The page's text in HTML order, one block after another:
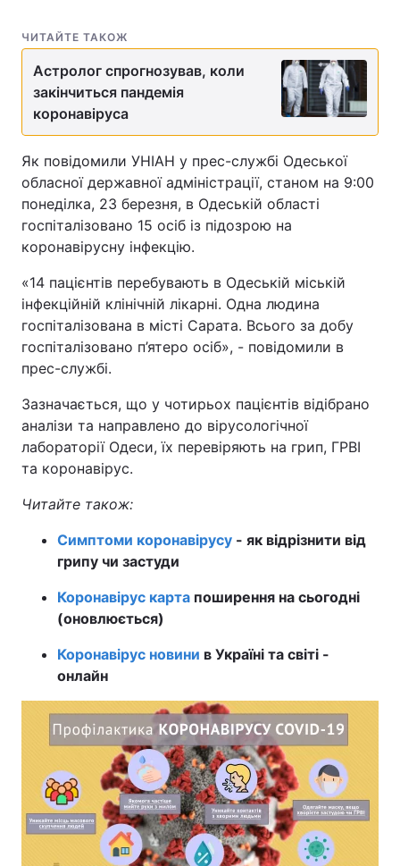
ЧИТАЙТЕ ТАКОЖ
Астролог спрогнозував, коли
закінчиться пандемія
коронавіруса
Як повідомили УНІАН у прес-службі Одеської
обласної державної адміністрації, станом на 9:00
понеділка, 23 березня, в Одеській області
госпіталізовано 15 осіб із підозрою на
коронавірусну інфекцію.
«14 пацієнтів перебувають в Одеській міській
інфекційній клінічній лікарні. Одна людина
госпіталізована в місті Сарата. Всього за добу
госпіталізовано п’ятеро осіб», - повідомили в
прес-службі.
Зазначається, що у чотирьох пацієнтів відібрано
аналізи та направлено до вірусологічної
лабораторії Одеси, їх перевіряють на грип, ГРВІ
та коронавірус.
Читайте також:
Симптоми коронавірусу - як відрізнити від
грипу чи застуди
Коронавірус карта поширення на сьогодні
(оновлюється)
Коронавірус новини в Україні та світі -
онлайн